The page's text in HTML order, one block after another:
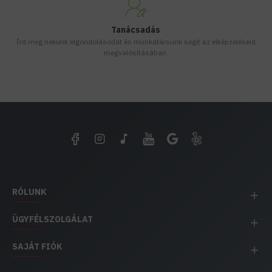
Tanácsadás
Írd meg nekünk elgondolásodat és munkatársunk segít az elképzeléseid
megvalósításában.
RÓLUNK
ÜGYFÉLSZOLGÁLAT
SAJÁT FIÓK